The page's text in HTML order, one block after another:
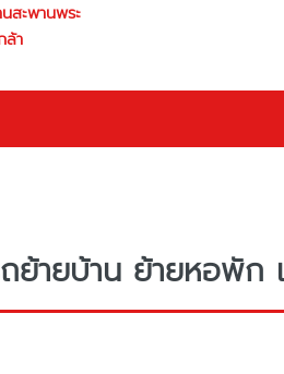
สะพานพระ
ล้า
ย้ายบ้าน ย้ายหอพัก